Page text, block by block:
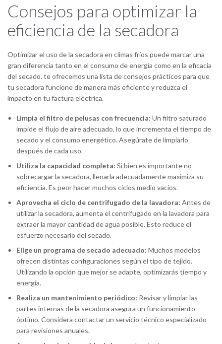
Consejos para optimizar la
eficiencia de la secadora
Optimizar el uso de la secadora en climas fríos puede marcar una
gran diferencia tanto en el consumo de energía como en la eficacia
del secado. te ofrecemos una lista de consejos prácticos para que
tu secadora funcione de manera más eficiente y reduzca el
impacto en tu factura eléctrica.
Limpia el filtro de pelusas con frecuencia: Un filtro saturado
impide el flujo de aire adecuado, lo que incrementa el tiempo de
secado y el consumo energético. Asegúrate de limpiarlo
después de cada uso.
Utiliza la capacidad completa: Si bien es importante no
sobrecargar la secadora, llenarla adecuadamente maximiza su
eficiencia. Es peor hacer muchos ciclos medio vacíos.
Aprovecha el ciclo de centrifugado de la lavadora: Antes de
utilizar la secadora, aumenta el centrifugado en la lavadora para
extraer la mayor cantidad de agua posible. Esto reduce el
esfuerzo necesario del secado.
Elige un programa de secado adecuado: Muchos modelos
ofrecen distintas configuraciones según el tipo de tejido.
Utilizando la opción que mejor se adapte, optimizarás tiempo y
energía.
Realiza un mantenimiento periódico: Revisar y limpiar las
partes internas de la secadora asegura un funcionamiento
óptimo. Considera contactar un servicio técnico especializado
para revisiones anuales.